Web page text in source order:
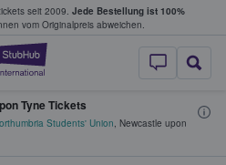
seit 2009. Jede Bestellung ist 100%
vom Originalpreis abweichen.
StubHub - Wo
verkaufen
Tyne Tickets
Students' Union, Newcastle upon